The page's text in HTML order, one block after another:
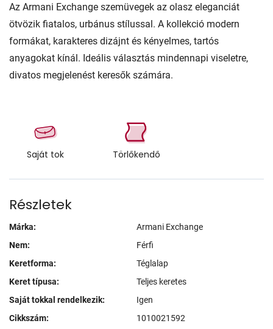
Az Armani Exchange szemüvegek az olasz eleganciát
ötvözik fiatalos, urbánus stílussal. A kollekció modern
formákat, karakteres dizájnt és kényelmes, tartós
anyagokat kínál. Ideális választás mindennapi viseletre,
divatos megjelenést keresők számára.
Saját tok Törlőkendő
Részletek
Márka:
Armani Exchange
Nem:
Férfi
Keretforma:
Téglalap
Keret típusa:
Teljes keretes
Saját tokkal rendelkezik:
Igen
Cikkszám:
1010021592